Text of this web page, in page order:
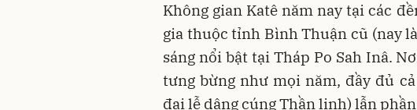
Không gian Katê năm nay tại các
gia thuộc tỉnh Bình Thuận cũ (nay
sáng nổi bật tại Tháp Po Sah Inâ.
tưng bừng như mọi năm, đầy đủ
đại lễ dâng cúng Thần linh) lẫn